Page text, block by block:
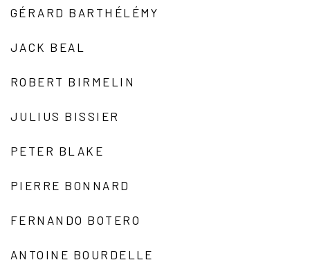
GÉRARD BARTHÉLÉMY
JACK BEAL
ROBERT BIRMELIN
JULIUS BISSIER
PETER BLAKE
PIERRE BONNARD
FERNANDO BOTERO
ANTOINE BOURDELLE